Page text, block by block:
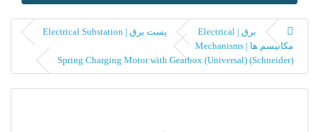
برق | Electrical
پست برق | Electrical Substation
مکانیسم ها | Mechanisms
(Spring Charging Motor with Gearbox (Universal) (Schneider